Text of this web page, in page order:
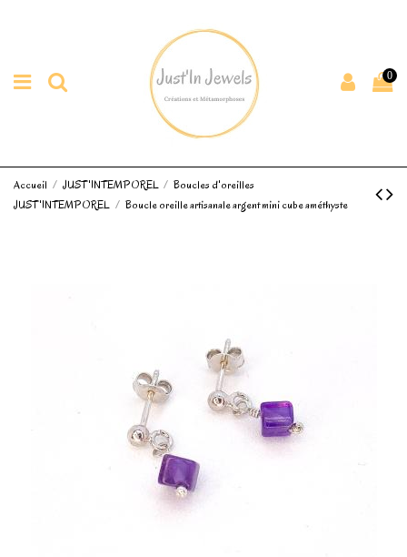
0
Accueil JUST'INTEMPOREL
Boucles d'oreilles
JUST'INTEMPOREL
Boucle oreille artisanale argent mini cube améthyste